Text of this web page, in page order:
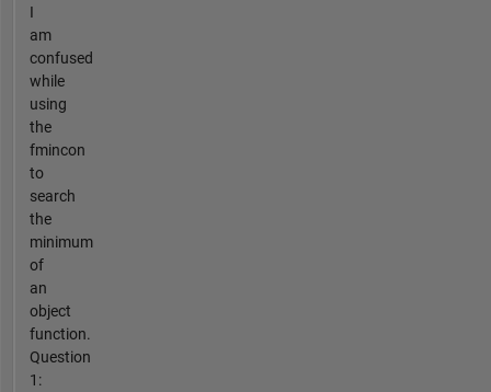
I
am
confused
while
using
the
fmincon
to
search
the
minimum
of
an
object
function.
Question
1: